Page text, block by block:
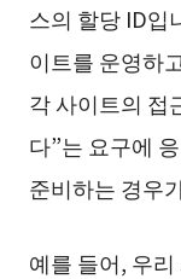
스의 할당 ID입
이트를 운영하
각 사이트의 접
다”는 요구에
준비하는 경우
예를 들어, 우